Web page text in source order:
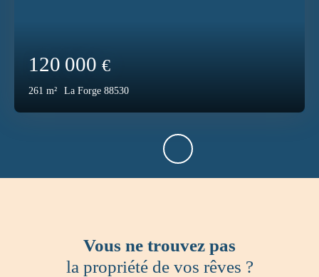
120 000 €
261 m² La Forge 88530
Vous ne trouvez pas
la propriété de vos rêves ?